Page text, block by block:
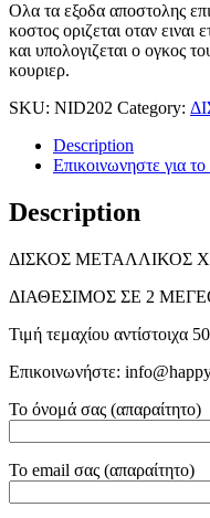
Ολα τα εξοδα αποστολης
κοστος οριζεται οταν ειναι
και υπολογιζεται ο ογκος
κουριερ.
SKU: NID202 Category:
Description
Επικοινωνηστε για το
Description
ΔΙΣΚΟΣ ΜΕΤΑΛΛΙΚΟΣ
ΔΙΑΘΕΣΙΜΟΣ ΣΕ 2
Τιμή τεμαχίου
Επικοινωνήστε:
Το όνομά σας (απαραίτητο)
Το email σας (απαραίτητο)